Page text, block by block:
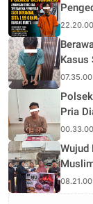
Bukti
22.20.00
Kasus
07.35.00
Pria
00.33.00
Wujud
08.21.00